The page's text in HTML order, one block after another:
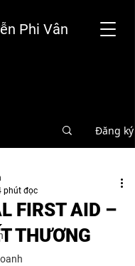
Phi Vân
Đăng ký
FIRST AID –
THƯƠNG
phút đọc